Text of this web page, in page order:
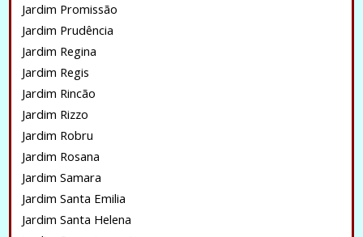
Jardim Promissão
Jardim Prudência
Jardim Regina
Jardim Regis
Jardim Rincão
Jardim Rizzo
Jardim Robru
Jardim Rosana
Jardim Samara
Jardim Santa Emilia
Jardim Santa Helena